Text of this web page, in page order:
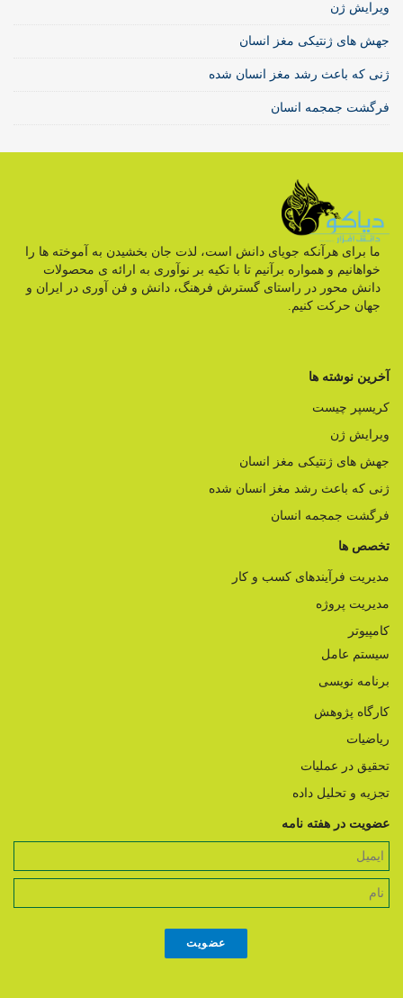
ویرایش ژن
جهش های ژنتیکی مغز انسان
ژنی که باعث رشد مغز انسان شده
فرگشت جمجمه انسان
ما برای هرآنکه جویای دانش است، لذت جان بخشیدن به آموخته ها را
خواهانیم و همواره برآنیم تا با تکیه بر نوآوری به ارائه ی محصولات
دانش محور در راستای گسترش فرهنگ، دانش و فن آوری در ایران و
جهان حرکت کنیم.
آخرین نوشته ها
کریسپر چیست
ویرایش ژن
جهش های ژنتیکی مغز انسان
ژنی که باعث رشد مغز انسان شده
فرگشت جمجمه انسان
تخصص ها
مدیریت فرآیندهای کسب و کار
مدیریت پروژه
کامپیوتر
سیستم عامل
برنامه نویسی
کارگاه پژوهش
ریاضیات
تحقیق در عملیات
تجزیه و تحلیل داده
عضویت در هفته نامه